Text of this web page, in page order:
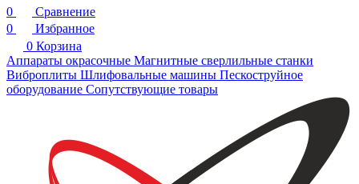
0
Сравнение
0
Избранное
0 Корзина
Аппараты окрасочные Магнитные сверлильные станки
Виброплиты Шлифовальные машины Пескоструйное
оборудование Сопутствующие товары